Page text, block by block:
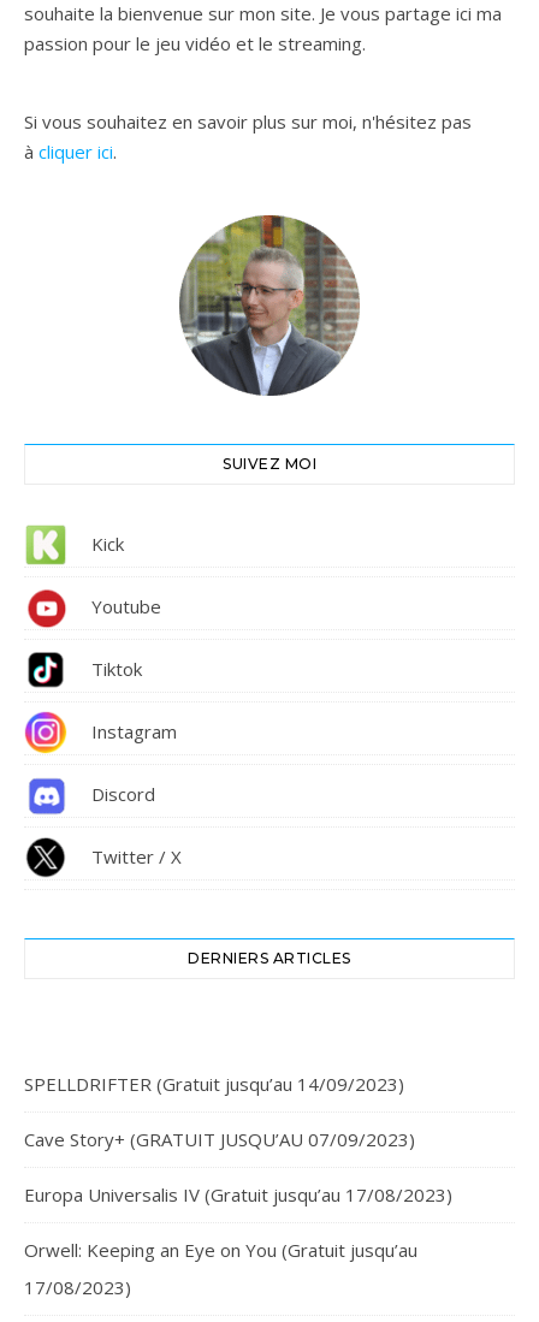
souhaite la bienvenue sur mon site. Je vous partage ici ma
passion pour le jeu vidéo et le streaming.
Si vous souhaitez en savoir plus sur moi, n'hésitez pas
à cliquer ici.
SUIVEZ MOI
Kick
Youtube
Tiktok
Instagram
Discord
Twitter / X
DERNIERS ARTICLES
SPELLDRIFTER (Gratuit jusqu’au 14/09/2023)
Cave Story+ (GRATUIT JUSQU’AU 07/09/2023)
Europa Universalis IV (Gratuit jusqu’au 17/08/2023)
Orwell: Keeping an Eye on You (Gratuit jusqu’au
17/08/2023)